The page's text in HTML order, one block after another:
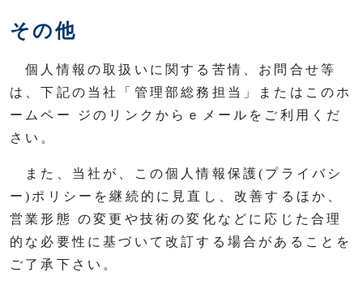
その他
個人情報の取扱いに関する苦情、お問合せ等
は、下記の当社「管理部総務担当」またはこのホ
ームペー ジのリンクからｅメールをご利用くだ
さい。
また、当社が、この個人情報保護(プライバシ
ー)ポリシーを継続的に見直し、改善するほか、
営業形態 の変更や技術の変化などに応じた合理
的な必要性に基づいて改訂する場合があることを
ご了承下さい。